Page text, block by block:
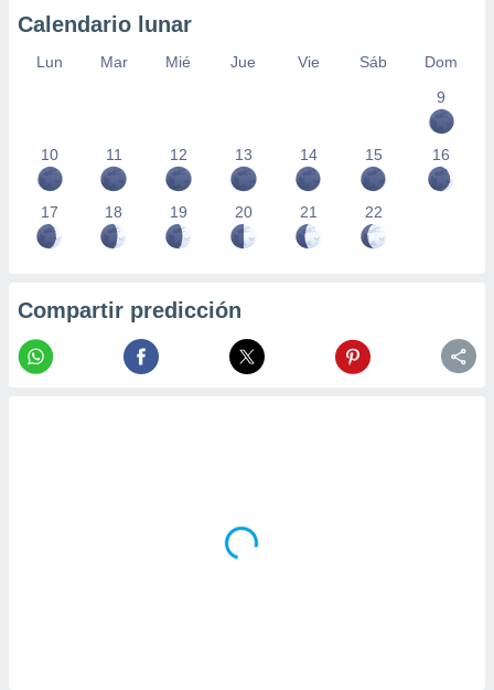
Calendario lunar
Lun Mar Mié Jue Vie Sáb
Dom
9
10 11 12 13 14 15 16
17 18 19 20 21 22
Compartir predicción